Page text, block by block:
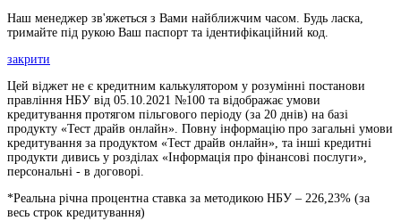
Наш менеджер зв'яжеться з Вами найближчим часом. Будь ласка,
тримайте під рукою Ваш паспорт та ідентифікаційний код.
закрити
Цей віджет не є кредитним калькулятором у розумінні постанови
правління НБУ від 05.10.2021 №100 та відображає умови
кредитування протягом пільгового періоду (за 20 днів) на базі
продукту «Тест драйв онлайн». Повну інформацію про загальні умови
кредитування за продуктом «Тест драйв онлайн», та інші кредитні
продукти дивись у розділах «Інформація про фінансові послуги»,
персональні - в договорі.
*Реальна річна процентна ставка за методикою НБУ – 226,23% (за
весь строк кредитування)